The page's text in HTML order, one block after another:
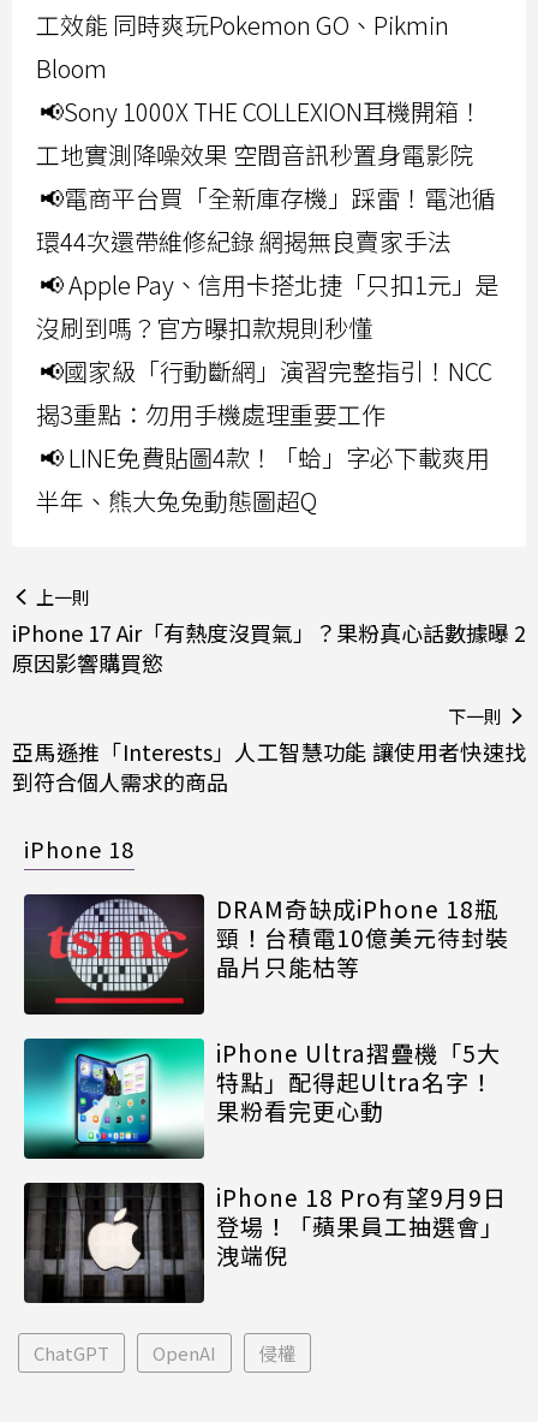
工效能 同時爽玩Pokemon GO、Pikmin
Bloom
📢Sony 1000X THE COLLEXION耳機開箱！
工地實測降噪效果 空間音訊秒置身電影院
📢電商平台買「全新庫存機」踩雷！電池循
環44次還帶維修紀錄 網揭無良賣家手法
📢 Apple Pay、信用卡搭北捷「只扣1元」是
沒刷到嗎？官方曝扣款規則秒懂
📢國家級「行動斷網」演習完整指引！NCC
揭3重點：勿用手機處理重要工作
📢 LINE免費貼圖4款！「蛤」字必下載爽用
半年、熊大兔兔動態圖超Q
上一則
iPhone 17 Air「有熱度沒買氣」？果粉真心話數據曝 2
原因影響購買慾
下一則
亞馬遜推「Interests」人工智慧功能 讓使用者快速找
到符合個人需求的商品
iPhone 18
DRAM奇缺成iPhone 18瓶
頸！台積電10億美元待封裝
晶片只能枯等
iPhone Ultra摺疊機「5大
特點」配得起Ultra名字！
果粉看完更心動
iPhone 18 Pro有望9月9日
登場！「蘋果員工抽選會」
洩端倪
ChatGPT OpenAI 侵權